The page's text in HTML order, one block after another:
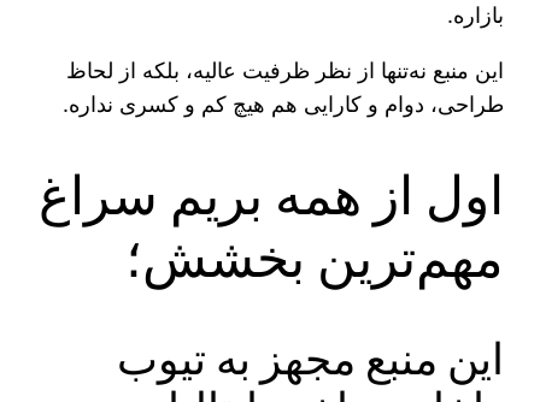
بازاره.
این منبع نه‌تنها از نظر ظرفیت عالیه، بلکه از لحاظ
طراحی، دوام و کارایی هم هیچ کم و کسری نداره.
اول از همه بریم سراغ
مهم‌ترین بخشش؛
این منبع مجهز به تیوب